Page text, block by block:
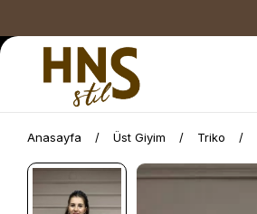
Anasayfa Üst Giyim Triko